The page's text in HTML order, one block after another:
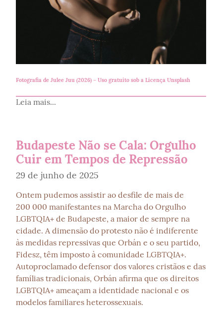
Fotografia de Julee Juu (2026) – Uso gratuito sob a Licença Unsplash
Leia mais...
Budapeste Não se Cala: Orgulho
Cuir em Tempos de Repressão
29 de junho de 2025
Ontem pudemos assistir ao desfile de mais de
200 000 manifestantes na Marcha do Orgulho
LGBTQIA+ de Budapeste, a maior de sempre na
cidade. A dimensão do protesto não é indiferente
às medidas repressivas que Orbán e o seu partido,
Fidesz, têm imposto à comunidade LGBTQIA+.
Autoproclamado defensor dos valores cristãos e das
famílias tradicionais, Orbán afirma que os direitos
LGBTQIA+ ameaçam a identidade nacional e os
modelos familiares heterossexuais.